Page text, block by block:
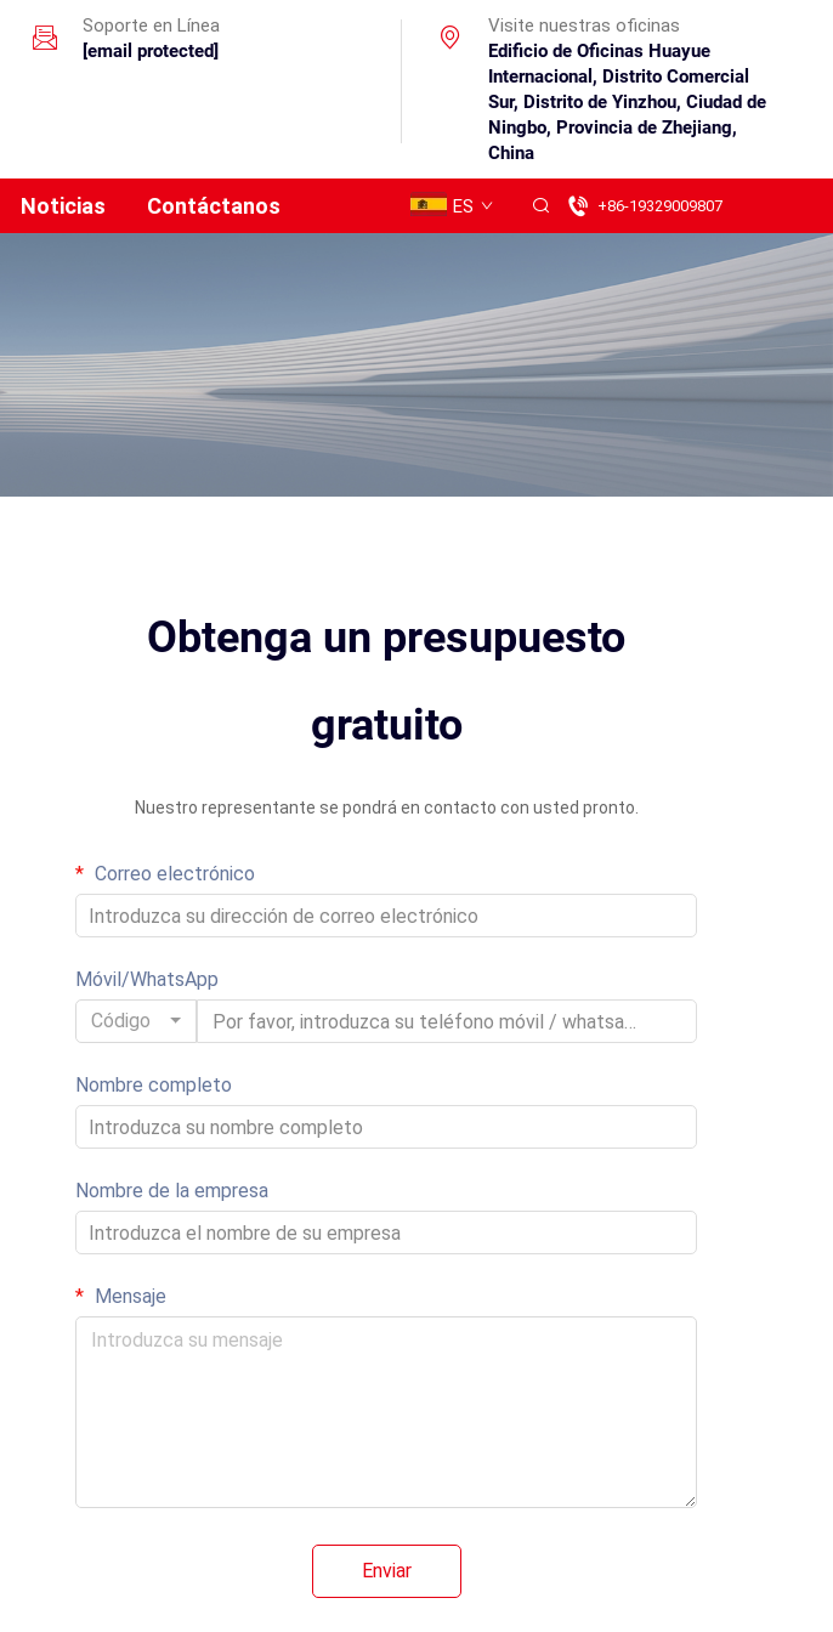
Soporte en Línea
[email protected]
Visite nuestras oficinas
Edificio de Oficinas Huayue
Internacional, Distrito Comercial
Sur, Distrito de Yinzhou, Ciudad de
Ningbo, Provincia de Zhejiang,
China
Noticias Contáctanos ES +86-19329009807
Obtenga un presupuesto
gratuito
Nuestro representante se pondrá en contacto con usted pronto.
Correo electrónico
Móvil/WhatsApp
Código
Nombre completo
Nombre de la empresa
Mensaje
Enviar